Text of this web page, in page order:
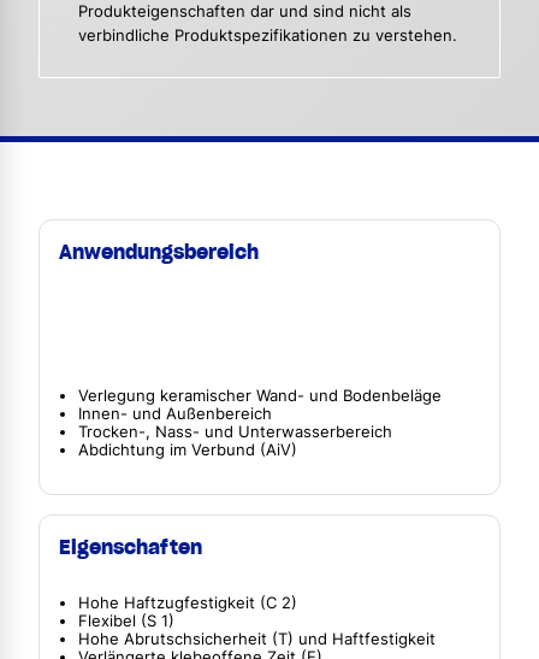
Produkteigenschaften dar und sind nicht als
verbindliche Produktspezifikationen zu verstehen.
Anwendungsbereich
Verlegung keramischer Wand- und Bodenbeläge
Innen- und Außenbereich
Trocken-, Nass- und Unterwasserbereich
Abdichtung im Verbund (AiV)
Eigenschaften
Hohe Haftzugfestigkeit (C 2)
Flexibel (S 1)
Hohe Abrutschsicherheit (T) und Haftfestigkeit